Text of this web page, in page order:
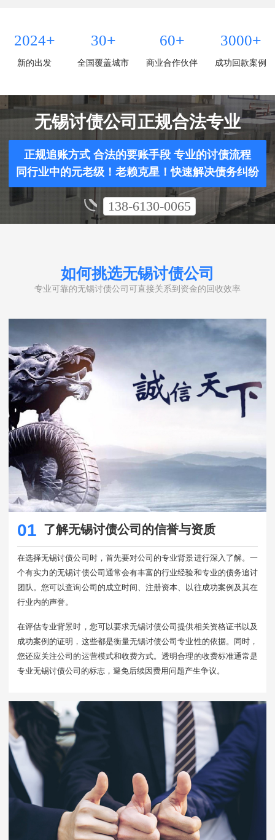
2024+
新的出发
30+
全国覆盖城市
60+
商业合作伙伴
3000+
成功回款案例
无锡讨债公司正规合法专业
正规追账方式 合法的要账手段 专业的讨债流程
同行业中的元老级！老赖克星！快速解决债务纠纷
138-6130-0065
如何挑选无锡讨债公司
专业可靠的无锡讨债公司可直接关系到资金的回收效率
01 了解无锡讨债公司的信誉与资质
在选择无锡讨债公司时，首先要对公司的专业背景进行深入了解。一
个有实力的无锡讨债公司通常会有丰富的行业经验和专业的债务追讨
团队。您可以查询公司的成立时间、注册资本、以往成功案例及其在
行业内的声誉。
在评估专业背景时，您可以要求无锡讨债公司提供相关资格证书以及
成功案例的证明，这些都是衡量无锡讨债公司专业性的依据。同时，
您还应关注公司的运营模式和收费方式。透明合理的收费标准通常是
专业无锡讨债公司的标志，避免后续因费用问题产生争议。